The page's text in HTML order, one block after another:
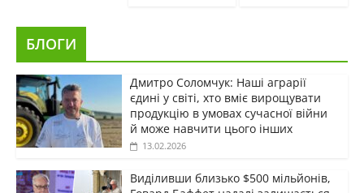
БЛОГИ
Дмитро Соломчук: Наші аграрії
єдині у світі, хто вміє вирощувати
продукцію в умовах сучасної війни
й може навчити цього інших
13.02.2026
Виділивши близько $500 мільйонів,